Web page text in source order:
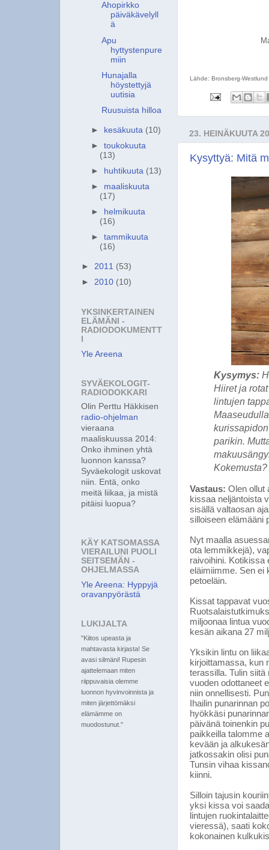
Lähde: Bronsberg-
23. HEINÄKUUTA
Kysyttyä: Mitä
Kysymys:
Hiiret ja
lintujen
parikin.
Kokemusta?
Vastaus: Olen ollut
kissaa neljäntoista
sisällä valtaosan
silloiseen elämääni
Nyt maalla
ota lemmikkejä),
raivoihini. Kotikissa
eläimiimme. Sen ei
petoeläin.
Kissat tappavat
miljoonaa lintua
kesän aikana 27
Yksikin lintu on
kirjoittamassa, kun
terassilla. Tulin
vuoden odottaneet
niin onnellisesti.
Ihailin punarinnan
hyökkäsi
päivänä toinenkin
paikkeilla talomme
kevään ja
jatkossakin olisi
Tunsin vihaa
kiinni.
Silloin tajusin
yksi kissa voi
lintujen
vieressä), saati
kokonainen
Ahopirkko
päiväkävelyll
ä
Apu
hyttystenpure
miin
Hunajalla
höystettyjä
uutisia
Ruusuista hilloa
► kesäkuuta (10)
►toukokuuta
(13)
►
huhtikuuta (13)
► maaliskuuta
(17)
►
helmikuuta
(16)
►tammikuuta
(16)
► 2011 (53)
► 2010 (10)
YKSINKERTAINEN
ELÄMÄNI -
RADIODOKUMENTT
I
Yle Areena
SYVÄEKOLOGIT-
RADIODOKKARI
Olin Perttu Häkkisen
radio-ohjelman
vieraana
maaliskuussa 2014:
Onko ihminen yhtä
luonnon kanssa?
Syväekologit uskovat
niin. Entä, onko
meitä liikaa, ja mistä
pitäisi luopua?
KÄY KATSOMASSA
VIERAILUNI PUOLI
SEITSEMÄN -
OHJELMASSA
Yle Areena: Hyppyjä
oravanpyörästä
LUKIJALTA
"Kiitos upeasta ja
mahtavasta kirjasta! Se
avasi silmäni! Rupesin
ajattelemaan miten
riippuvaisia olemme
luonnon hyvinvoinnista ja
miten järjettömäksi
elämämme on
muodostunut."